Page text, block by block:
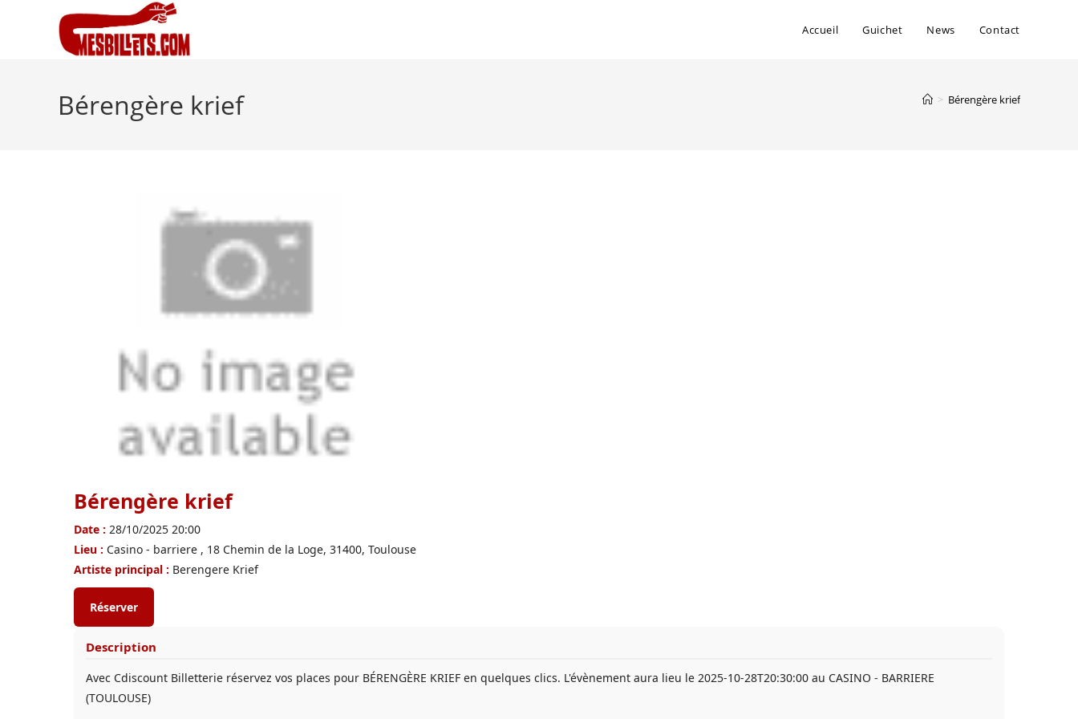
Accueil Guichet News Contact
Bérengère krief > Bérengère krief
Bérengère krief
Date : 28/10/2025 20:00
Lieu : Casino - barriere , 18 Chemin de la Loge, 31400, Toulouse
Artiste principal : Berengere Krief
Réserver
Description
Avec Cdiscount Billetterie réservez vos places pour BÉRENGÈRE KRIEF en quelques clics. L'évènement aura lieu le 2025-10-28T20:30:00 au CASINO - BARRIERE
(TOULOUSE)